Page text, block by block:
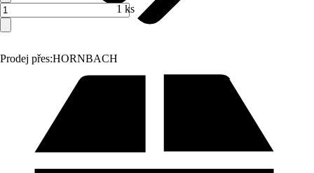
Prodej přes:HORNBACH
1 ks